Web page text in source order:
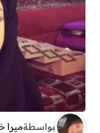
بواسطةميرا